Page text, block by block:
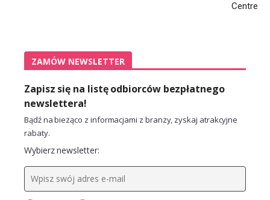
Centre
ZAMÓW NEWSLETTER
Zapisz się na listę odbiorców bezpłatnego
newslettera!
Bądź na bieżąco z informacjami z branży, zyskaj atrakcyjne
rabaty.
Wybierz newsletter: